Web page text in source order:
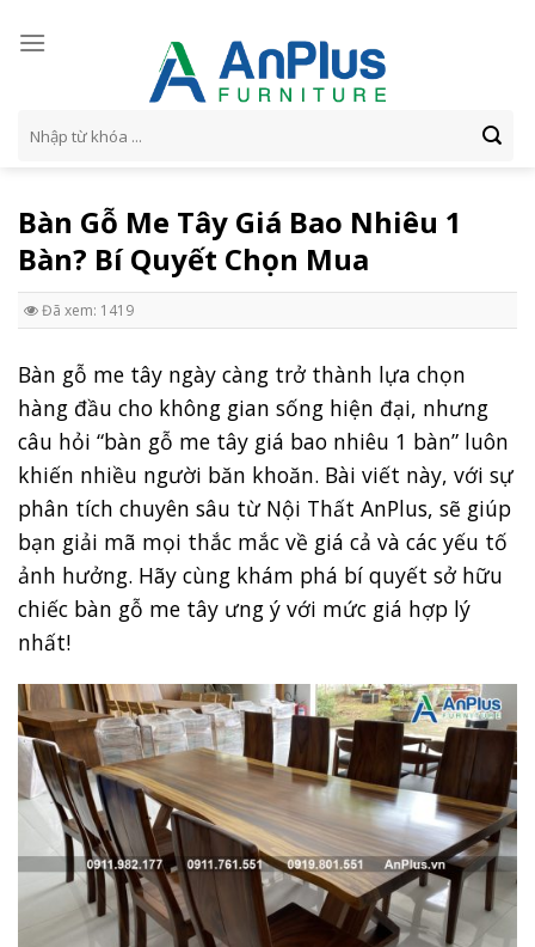
kiếm:
Bàn Gỗ Me Tây Giá Bao Nhiêu 1
Bàn? Bí Quyết Chọn Mua
Đã xem: 1419
Bàn gỗ me tây ngày càng trở thành lựa chọn
hàng đầu cho không gian sống hiện đại, nhưng
câu hỏi “bàn gỗ me tây giá bao nhiêu 1 bàn” luôn
khiến nhiều người băn khoăn. Bài viết này, với sự
phân tích chuyên sâu từ Nội Thất AnPlus, sẽ giúp
bạn giải mã mọi thắc mắc về giá cả và các yếu tố
ảnh hưởng. Hãy cùng khám phá bí quyết sở hữu
chiếc bàn gỗ me tây ưng ý với mức giá hợp lý
nhất!